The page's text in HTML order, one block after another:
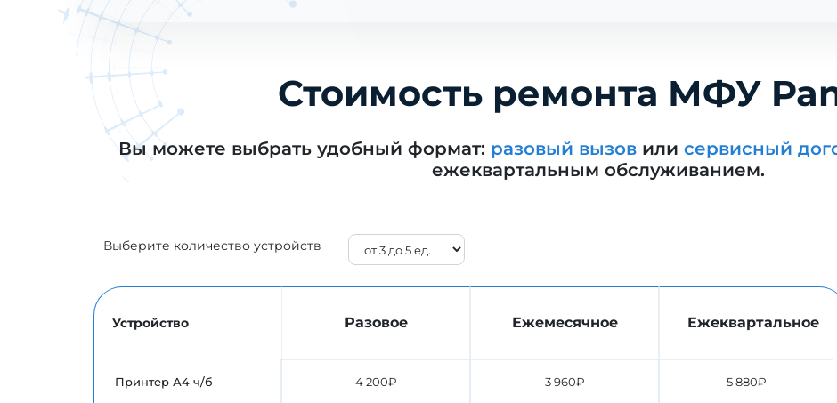
Стоимость ремонта МФУ
Вы можете выбрать удобный формат: разовый вызовили сервисный
ежеквартальным обслуживанием.
Выберите количество устройств
Устройство
Принтер А4 ч/б
Разовое
4 200₽
Ежемесячное
3 960₽
Ежеквартальное
5 880₽